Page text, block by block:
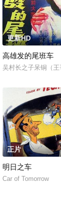
steeped in
更新HD
高雄发的尾班车
吴村长之子呆铜（
，脚踏实地，
白的機會，決
正片
明日之车
Car of Tomorrow